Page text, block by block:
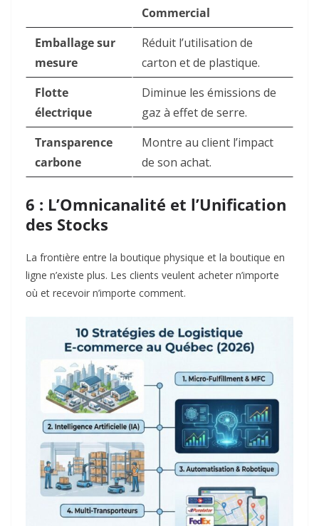
Commercial
Emballage sur
mesure
Réduit l’utilisation de
carton et de plastique.
Flotte
électrique
Diminue les émissions de
gaz à effet de serre.
Transparence
carbone
Montre au client l’impact
de son achat.
6 : L’Omnicanalité et l’Unification
des Stocks
La frontière entre la boutique physique et la boutique en
ligne n’existe plus. Les clients veulent acheter n’importe
où et recevoir n’importe comment.